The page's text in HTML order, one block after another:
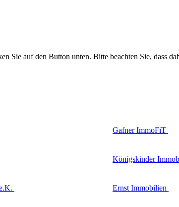
Sie auf den Button unten. Bitte beachten Sie, dass
Gafner ImmoFiT
Königskinder
Ernst Immobilien